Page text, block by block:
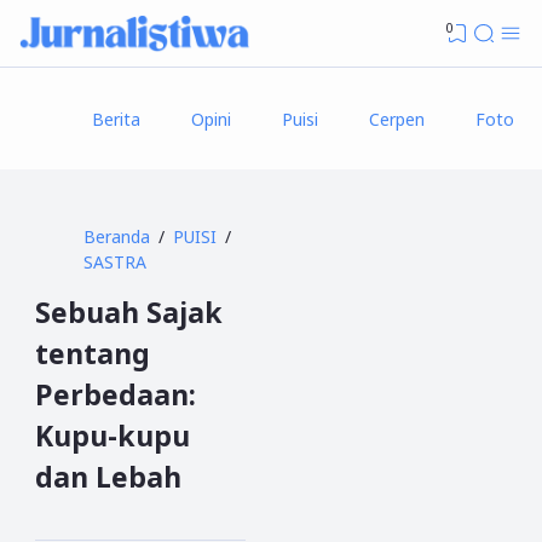
0
Berita Opini Puisi Cerpen Foto
Beranda
PUISI
SASTRA
Sebuah Sajak
tentang
Perbedaan:
Kupu-kupu
dan Lebah